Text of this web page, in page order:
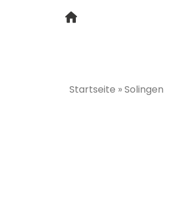
Startseite »Solingen